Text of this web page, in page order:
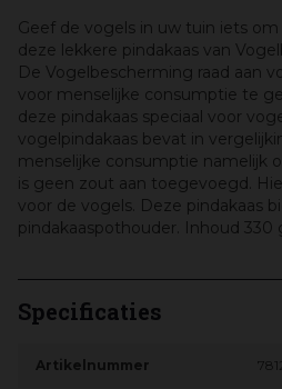
Geef de vogels in uw tuin iets
deze lekkere pindakaas van
De Vogelbescherming raad aan
voor menselijke consumptie te
deze pindakaas speciaal voor
vogelpindakaas bevat in
menselijke consumptie namelijk
is geen zout aan toegevoegd.
voor de vogels. Deze pindakaas
pindakaaspothouder. Inhoud 330
Specificaties
Artikelnummer